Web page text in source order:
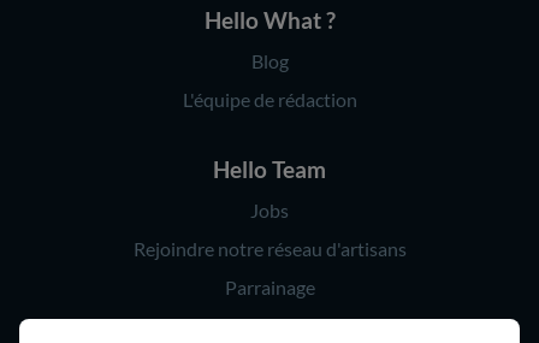
Hello What ?
Blog
L'équipe de rédaction
Hello Team
Jobs
Rejoindre notre réseau d'artisans
Parrainage